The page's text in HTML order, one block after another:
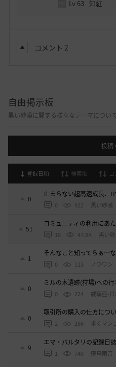
Lv 63 知紅
コメント 2
自由掲示板
黒い砂漠に関する様々なテーマについ
投稿
登録日順 検索順
0
止まらない超高速成長、
0 922 黒い砂漠
51
コミュニティの利用にあ
18 47.8K 黒い
1
そんなこと知ってらぁ…
0 113 ノウワン
0
ミルの木遺跡(狩場)への
0 224 威璃亜-日
0
取引所の購入の仕方につ
2 266 歩くマシ
9
エマ・バルタリの記録日
1 740 飛鳥雨音